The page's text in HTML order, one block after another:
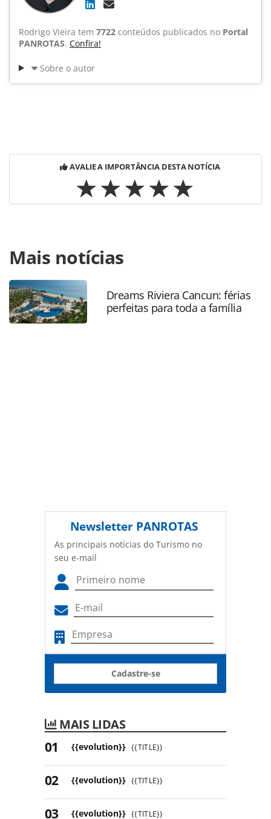
Rodrigo Vieira tem 7722 conteúdos publicados no Portal
PANROTAS. Confira!
Sobre o autor
AVALIE A IMPORTÂNCIA DESTA NOTÍCIA
https://www.panrotas.com.br/noticia-
turismo/tecnologia/2015/10/site-calcula-gasto-do-
passageiro-em-mais-de-240-destinos_120235.html ou as
ferramentas oferecidas na página. Todo o conteúdo
produzido pela PANROTAS Editora é protegido pela
legislação brasileira sobre direito autoral. Não reproduza o
Mais notícias
Dreams Riviera Cancun: férias
perfeitas para toda a família
Newsletter PANROTAS
As principais notícias do Turismo no
seu e-mail
Cadastre-se
MAIS LIDAS
{{evolution}} {{TITLE}}
{{evolution}} {{TITLE}}
{{evolution}} {{TITLE}}